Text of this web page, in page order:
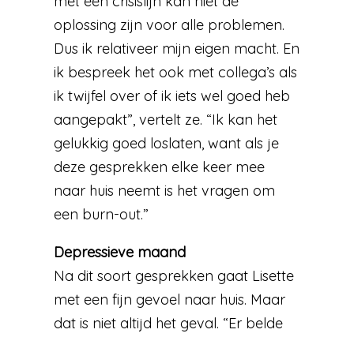
oplossing zijn voor alle problemen.
Dus ik relativeer mijn eigen macht. En
ik bespreek het ook met collega’s als
ik twijfel over of ik iets wel goed heb
aangepakt”, vertelt ze. “Ik kan het
gelukkig goed loslaten, want als je
deze gesprekken elke keer mee
naar huis neemt is het vragen om
een burn-out.”
Depressieve maand
Na dit soort gesprekken gaat Lisette
met een fijn gevoel naar huis. Maar
dat is niet altijd het geval. “Er belde